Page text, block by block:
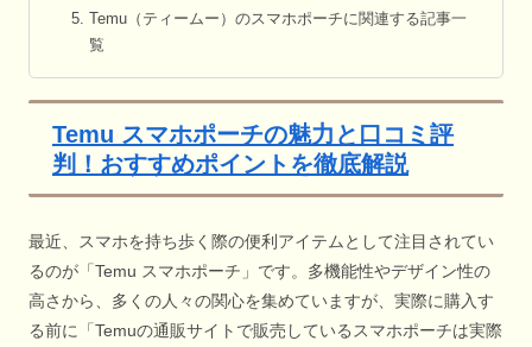
Temu（ティームー）のスマホポーチに関連する記事一
覧
Temu スマホポーチの魅力と口コミ評
判！おすすめポイントを徹底解説
最近、スマホを持ち歩く際の便利アイテムとして注目されてい
るのが「Temu スマホポーチ」です。多機能性やデザイン性の
高さから、多くの人々の関心を集めていますが、実際に購入す
る前に「Temuの通販サイトで販売しているスマホポーチは実際